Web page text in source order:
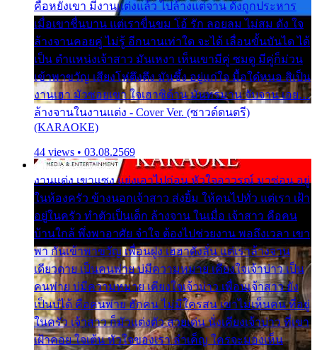
คือหยังเขา มีงานแต่งแล้ว ไปล้างแต่จาน ดั่งถูกประหาร
เมื่อเขาชื่นบาน แต่เราขื่นขม โอ้ รัก ลอยลม ไม่สม ดัง ใจ
ล้างจานคอยคู่ ไม่รู้ อีกนานเท่าใด จะได้ เลื่อนขั้นบันได ได้
เป็น ตำแหน่งเจ้าสาว มันเหงา เห็นเขามีคู่ ซมดู มีคู่ก็ม่วน
เข้าพาขวัญ เสียงโห่ตึงตึง มันซึ้ง อยู่แก่ใจ มื้อใด๋หนอ สิเป็น
งานเฮา มัวซอยเขา ใจเฮาซิด้าน มันทรมาน จับจาน เอย…
ล้างจานในงานแต่ง - Cover Ver. (ซาวด์ดนตรี)
(KARAOKE)
44 views • 03.08.2569
งานแต่ง เขาแซง แย่งเอาไปก่อน หัวใจอาวรณ์ มาซ่อน อยู่
ในห้องครัว ข้างนอกเจ้าสาว ส่งยิ้ม ให้คนไปทั่ว แต่เรา เฝ้า
อยู่ในครัว ทำตัวเป็นเด็ก ล้างจาน ในเมื่อ เจ้าสาว คือคน
บ้านใกล้ พึ่งพาอาศัย จำใจ ต้องไปช่วยงาน พอถึงเวลา เขา
พา กันเข้าพาขวัญ เพื่อนฝูง เฮฮาดังลั่น แต่เราล้างจาน
เดียวดาย เป็นคนพ่าย บ่มีความหมาย เคียงใจเจ้าบ่าว เป็น
คนพ่าย บ่มีความหมาย เคียงใจเจ้าบ่าว เพื่อนเจ้าสาว ยัง
เป็นบ่ได้ คือคนพ่าย ฮักคน ไม่มีใครสน เขาไม่เห็นคน ที่อยู่
ในครัว เจ้าสาว ก็มัวแต่งตัว สวยเด่น นั่งเคียงเจ้าบ่าว ที่เขา
เฝ้าคอย ใจเต้น หัวใจของเรา ลำเค็ญ ใครจะมองเห็น